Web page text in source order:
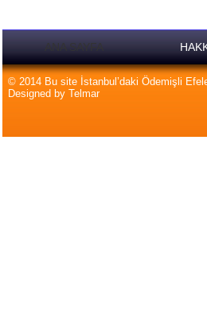
ANA SAYFA
© 2014 Bu site İstanbul’daki Ödemişli
Designed by Telmar